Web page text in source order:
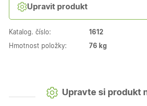
Upravit produkt
Katalog. číslo: 1612
Hmotnost položky: 76 kg
Upravte si produkt